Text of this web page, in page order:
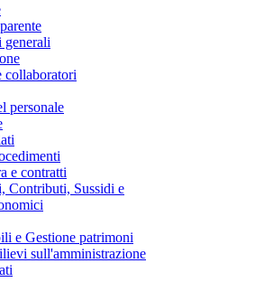
generali
collaboratori
personale
e contratti
Contributi, Sussidi e
e Gestione patrimoni
sull'amministrazione